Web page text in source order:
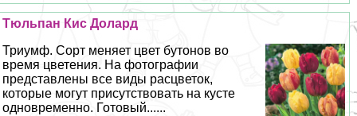
Тюльпан Кис Долард
Триумф. Сорт меняет цвет бутонов во
время цветения. На фотографии
представлены все виды расцветок,
которые могут присутствовать на кусте
одновременно. Готовый......